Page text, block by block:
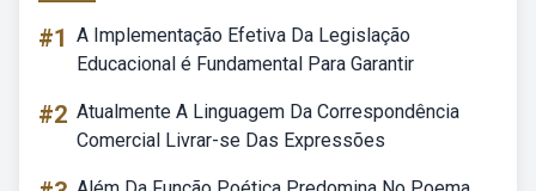
#1 A Implementação Efetiva Da Legislação
Educacional é Fundamental Para Garantir
#2 Atualmente A Linguagem Da Correspondência
Comercial Livrar-se Das Expressões